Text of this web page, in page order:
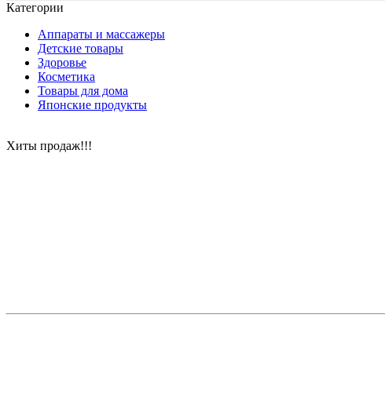
Категории
Аппараты и массажеры
Детские товары
Здоровье
Косметика
Товары для дома
Японские продукты
Хиты продаж!!!